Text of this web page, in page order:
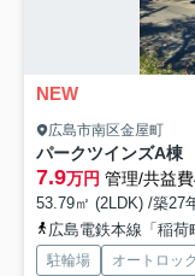
NEW
広島市南区金屋町
パークツインズA棟
7.9万円 管理/共益
53.79㎡ (2LDK) /築27
広島電鉄本線「稲荷
駐輪場 オートロック